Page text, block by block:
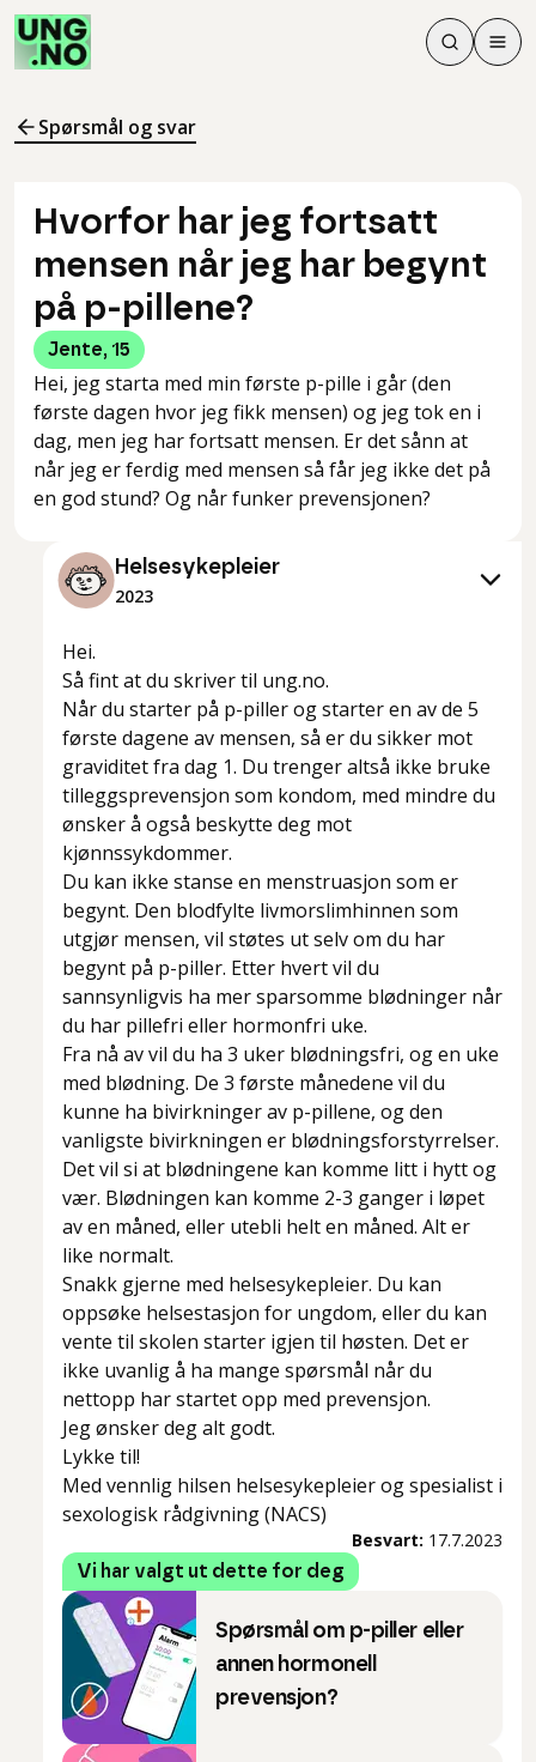
Søk
Søk
Meny
Spørsmål og svar
Hvorfor har jeg fortsatt
mensen når jeg har begynt
på p-pillene?
Jente, 15
Hei, jeg starta med min første p-pille i går (den
første dagen hvor jeg fikk mensen) og jeg tok en i
dag, men jeg har fortsatt mensen. Er det sånn at
når jeg er ferdig med mensen så får jeg ikke det på
en god stund? Og når funker prevensjonen?
Helsesykepleier
2023
Hei.
Så fint at du skriver til ung.no.
Når du starter på p-piller og starter en av de 5
første dagene av mensen, så er du sikker mot
graviditet fra dag 1. Du trenger altså ikke bruke
tilleggsprevensjon som kondom, med mindre du
ønsker å også beskytte deg mot
kjønnssykdommer.
Du kan ikke stanse en menstruasjon som er
begynt. Den blodfylte livmorslimhinnen som
utgjør mensen, vil støtes ut selv om du har
begynt på p-piller. Etter hvert vil du
sannsynligvis ha mer sparsomme blødninger når
du har pillefri eller hormonfri uke.
Fra nå av vil du ha 3 uker blødningsfri, og en uke
med blødning. De 3 første månedene vil du
kunne ha bivirkninger av p-pillene, og den
vanligste bivirkningen er blødningsforstyrrelser.
Det vil si at blødningene kan komme litt i hytt og
vær. Blødningen kan komme 2-3 ganger i løpet
av en måned, eller utebli helt en måned. Alt er
like normalt.
Snakk gjerne med helsesykepleier. Du kan
oppsøke helsestasjon for ungdom, eller du kan
vente til skolen starter igjen til høsten. Det er
ikke uvanlig å ha mange spørsmål når du
nettopp har startet opp med prevensjon.
Jeg ønsker deg alt godt.
Lykke til!
Med vennlig hilsen helsesykepleier og spesialist i
sexologisk rådgivning (NACS)
Besvart: 17.7.2023
Vi har valgt ut dette for deg
Spørsmål om p-piller eller
annen hormonell
prevensjon?